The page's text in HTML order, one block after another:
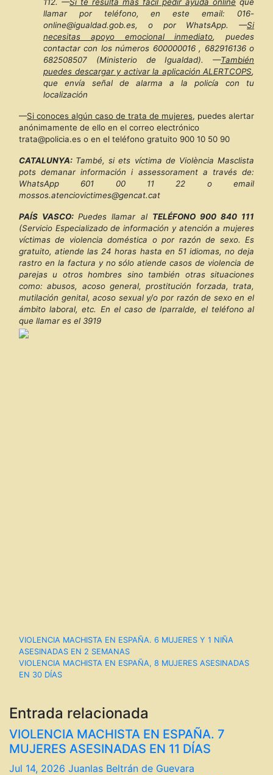
llamar por teléfono, en este email: 016-
online@igualdad.gob.es, o por WhatsApp. —Si
necesitas apoyo emocional inmediato, puedes
contactar con los números 600000016 , 682916136 o
682508507 (Ministerio de Igualdad). —También
puedes descargar y activar la aplicación ALERTCOPS,
que envía señal de alarma a la policía con tu
localización
—Si conoces algún caso de trata de mujeres, puedes alertar
anónimamente de ello en el correo electrónico
trata@policia.es o en el teléfono gratuito 900 10 50 90
CATALUNYA: També, si ets víctima de Violència Masclista
pots demanar información i assessorament a través de:
WhatsApp 601 00 11 22 o email
mossos.atenciovictimes@gencat.cat
PAÍS VASCO:Puedes llamar al TELÉFONO 900 840 111
(Servicio Especializado de información y atención a mujeres
víctimas de violencia doméstica o por razón de sexo. Es
gratuito, atiende las 24 horas hasta en 51 idiomas, no deja
rastro en la factura y no sólo atiende casos de violencia de
parejas u otros hombres sino también otras situaciones
como: abusos, acoso general, prostitución forzada, trata,
mutilación genital, acoso sexual y/o por razón de sexo en el
ámbito laboral, etc. En el caso de Iparralde, el teléfono al
que llamar es el 3919
Navegación
de
VIOLENCIA MACHISTA EN ESPAÑA. 6 MUJERES Y 1 NIÑA
ASESINADAS EN 2 SEMANAS
VIOLENCIA MACHISTA EN ESPAÑA, 8 MUJERES ASESINADAS
EN 30 DÍAS
Entrada relacionada
VIOLENCIA MACHISTA EN ESPAÑA. 7
MUJERES ASESINADAS EN 11 DÍAS
Jul 14, 2026 Juanlas Beltrán de Guevara